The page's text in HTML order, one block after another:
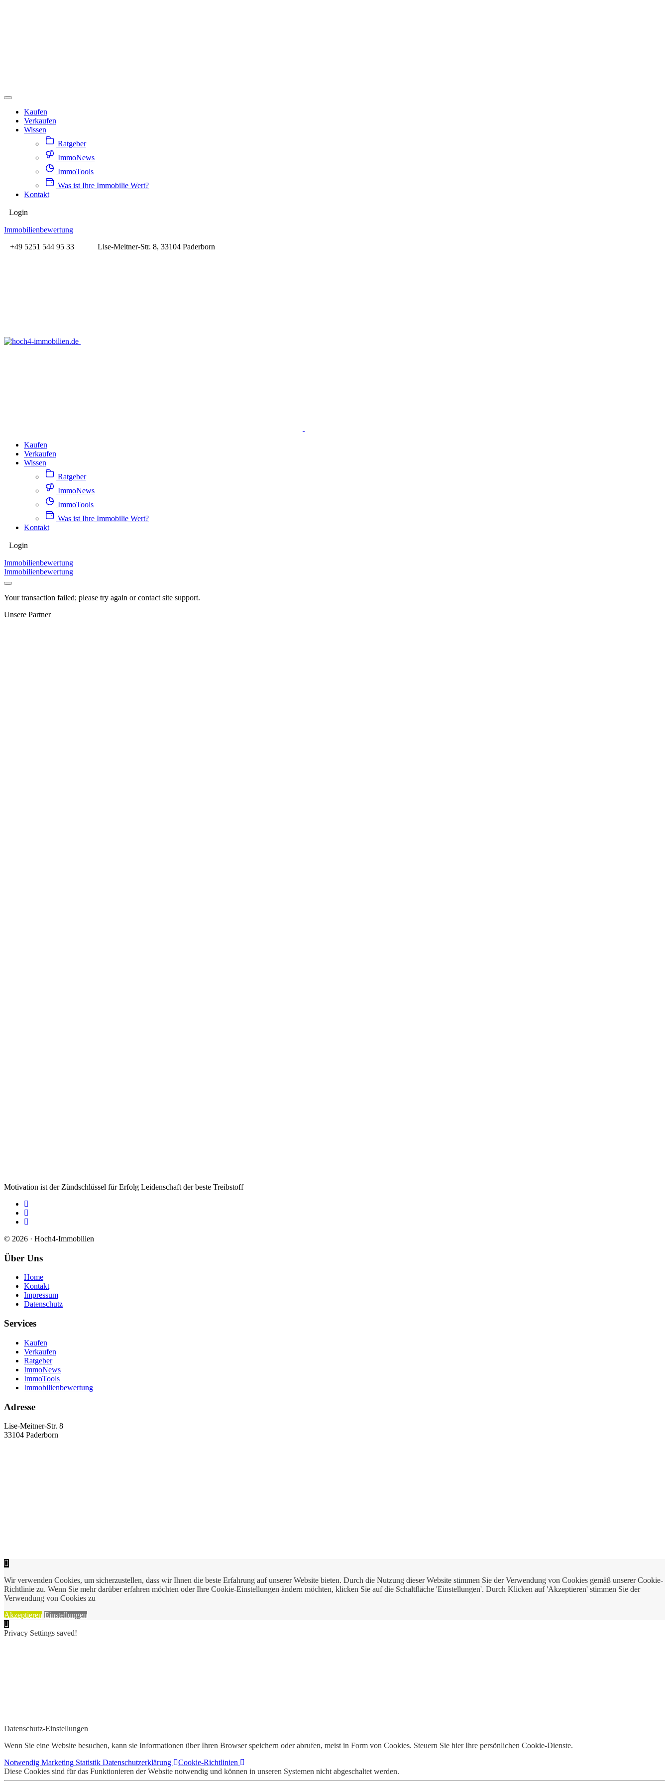
Kaufen
Verkaufen
Wissen
Ratgeber
ImmoNews
ImmoTools
Was ist Ihre Immobilie Wert?
Kontakt
Login
Immobilienbewertung
+49 5251 544 95 33
Lise-Meitner-Str. 8, 33104 Paderborn
Kaufen
Verkaufen
Wissen
Ratgeber
ImmoNews
ImmoTools
Was ist Ihre Immobilie Wert?
Kontakt
Login
Immobilienbewertung
Immobilienbewertung
Your transaction failed; please try again or contact site support.
Unsere Partner
Motivation ist der Zündschlüssel für Erfolg Leidenschaft der beste Treibstoff
© 2026 · Hoch4-Immobilien
Über Uns
Home
Kontakt
Impressum
Datenschutz
Services
Kaufen
Verkaufen
Ratgeber
ImmoNews
ImmoTools
Immobilienbewertung
Adresse
Lise-Meitner-Str. 8
33104 Paderborn
Wir verwenden Cookies, um sicherzustellen, dass wir Ihnen die beste Erfahrung auf unserer Website bieten. Durch die Nutzung dieser Website stimmen Sie der Verwendung von Cookies gemäß unserer Cookie-
Richtlinie zu. Wenn Sie mehr darüber erfahren möchten oder Ihre Cookie-Einstellungen ändern möchten, klicken Sie auf die Schaltfläche 'Einstellungen'. Durch Klicken auf 'Akzeptieren' stimmen Sie der
Verwendung von Cookies zu
Akzeptieren Einstellungen
Privacy Settings saved!
Datenschutz-Einstellungen
Wenn Sie eine Website besuchen, kann sie Informationen über Ihren Browser speichern oder abrufen, meist in Form von Cookies. Steuern Sie hier Ihre persönlichen Cookie-Dienste.
Notwendig Marketing Statistik Datenschutzerklärung
Cookie-Richtlinien
Diese Cookies sind für das Funktionieren der Website notwendig und können in unseren Systemen nicht abgeschaltet werden.